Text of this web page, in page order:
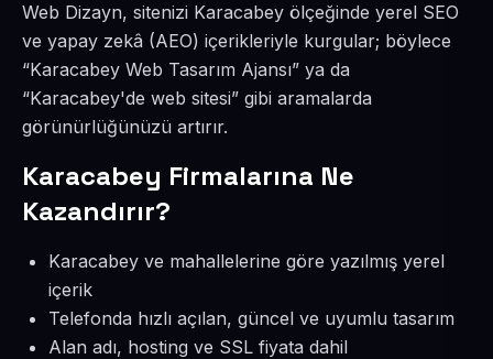
Web Dizayn, sitenizi Karacabey ölçeğinde yerel SEO
ve yapay zekâ (AEO) içerikleriyle kurgular; böylece
“Karacabey Web Tasarım Ajansı” ya da
“Karacabey'de web sitesi” gibi aramalarda
görünürlüğünüzü artırır.
Karacabey Firmalarına Ne
Kazandırır?
Karacabey ve mahallelerine göre yazılmış yerel
içerik
Telefonda hızlı açılan, güncel ve uyumlu tasarım
Alan adı, hosting ve SSL fiyata dahil